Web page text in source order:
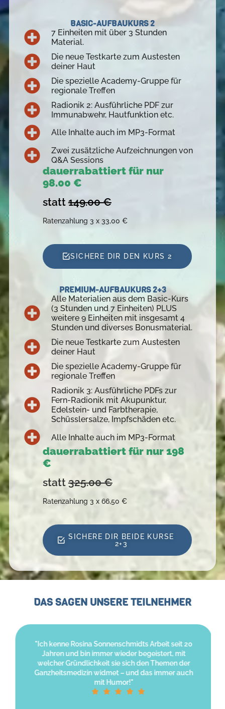
BASIC-AUFBAUKURS 2
7 Einheiten mit über 3 Stunden
Material.
Die neue Testkarte zum Austesten
deiner Haut
Die spezielle Academy-Gruppe für
regionale Treffen
Radionik 2: Ausführliche PDF zur
Immunabwehr, Hautfunktion etc.
Alle Inhalte auch im MP3-Format
Zwei zusätzliche Aufzeichnungen von
Q&A Sessions
dauerrabattiert für nur
98.00 €
statt149.00 €
Ratenzahlung 3 x 33,00 €
SICHERE DIR DEN KURS 2
PREMIUM-AUFBAUKURS 2+3
Alle Materialien aus dem Basic-Kurs
(3 Stunden und 7 Einheiten) PLUS
weitere 9 Einheiten mit insgesamt 4
Stunden und diverses Bonusmaterial.
Die neue Testkarte zum Austesten
deiner Haut
Die spezielle Academy-Gruppe für
regionale Treffen
Radionik 3: Ausführliche PDFs zur
Fern-Radionik mit Akupunktur,
Edelstein- und Farbtherapie,
Schüsslersalze, Impfschäden etc.
Alle Inhalte auch im MP3-Format
dauerrabattiert für nur 198
€
statt325.00 €
Ratenzahlung 3 x 66,50 €
SICHERE DIR BEIDE KURSE
2+3
DAS SAGEN UNSERE TEILNEHMER
"Ich kenne Rosina Sonnenschmidts Arbeit seit 20
Jahren und bin immer wieder begeistert, mit
welcher Gründlichkeit sie sich den Themen der
Ganzheitsmedizin widmet – und das immer auch
mit Humor!"